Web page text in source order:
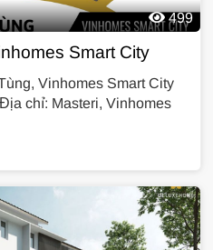
499
Smart City
Vinhomes Smart City
chỉ: Masteri, Vinhomes